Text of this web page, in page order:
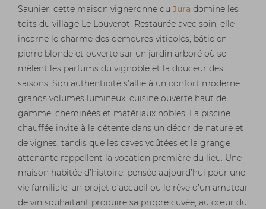
Saunier, cette maison vigneronne du Jura domine les
toits du village Le Louverot. Restaurée avec soin, elle
incarne le charme des demeures viticoles, bâtie en
pierre blonde et ouverte sur un jardin arboré où se
mêlent les parfums du vignoble et la douceur des
saisons. Son authenticité s’allie à un confort moderne :
grands volumes lumineux, cuisine ouverte haut de
gamme, cheminées et matériaux nobles. La piscine
chauffée invite à la détente dans un décor de nature et
de vignes, tandis que les caves voûtées et la grange
attenante rappellent la vocation première du lieu. Une
maison habitée d’histoire, pensée aujourd’hui pour une
vie familiale, un projet d’accueil ou le rêve d’un amateur
de vin souhaitant produire sa propre cuvée, au cœur du